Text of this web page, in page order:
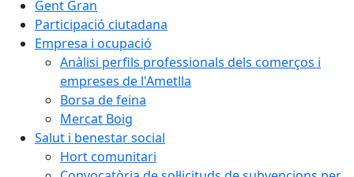
Gent Gran
Participació ciutadana
Empresa i ocupació
Anàlisi perfils professionals dels comerços i
empreses de l'Ametlla
Borsa de feina
Mercat Boig
Salut i benestar social
Hort comunitari